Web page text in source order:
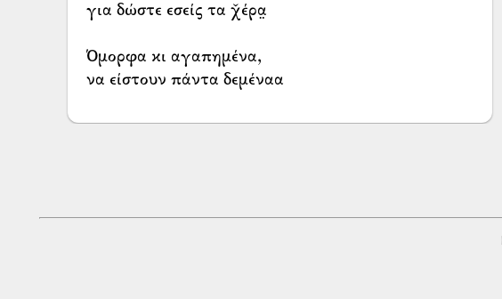
για δώστε εσείς τα χ̌έρα̤
Όμορφα κι αγαπημένα,
να είστουν πάντα δεμέναα